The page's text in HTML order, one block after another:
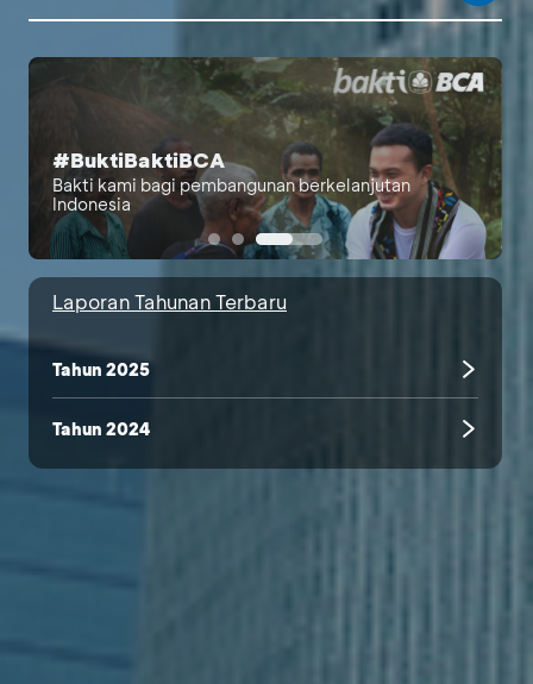
PALING BANYAK DICARI
Berita Investor
Laporan Bulanan
Laporan Berkelanjutan
#BuktiBaktiBCA
Bakti kami bagi pembangunan berkelanjutan
Indonesia
Laporan Tahunan Terbaru
Tahun 2025
Tahun 2024